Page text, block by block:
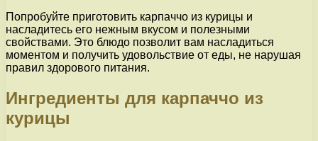
Попробуйте приготовить карпаччо из курицы и
насладитесь его нежным вкусом и полезными
свойствами. Это блюдо позволит вам насладиться
моментом и получить удовольствие от еды, не нарушая
правил здорового питания.
Ингредиенты для карпаччо из
курицы